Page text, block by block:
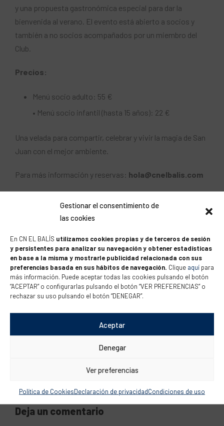
Gestionar el consentimiento de
las cookies
En CN EL BALÍS utilizamos cookies propias y de terceros de sesión
y persistentes para analizar su navegación y obtener estadísticas
en base a la misma y mostrarle publicidad relacionada con sus
preferencias basada en sus hábitos de navegación. Clique aquí para
más información. Puede aceptar todas las cookies pulsando el botón
“ACEPTAR” o configurarlas pulsando el botón “VER PREFERENCIAS” o
rechazar su uso pulsando el botón “DENEGAR”.
Aceptar
Denegar
Ver preferencias
Política de CookiesDeclaración de privacidadCondiciones de uso
y una propuesta gastronómica especial para dar la
bienvenida al verano. El evento está abierto a socios y
también a no socios acompañados por un miembro del
Club.
Precios:
Menú socio adulto: 55 €
• Menú socio infantil (hasta 15 años): 22 €
Una velada para compartir, celebrar y vivir la magia de San
Juan con el mejor ambiente.
Para más información y reservas: hola@cnelbalis.com
Publicado 28.05.2026
cursos
Deja un comentario